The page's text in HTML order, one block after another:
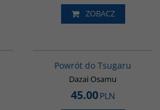
ZOBACZ
Powrót do Tsugaru
Dazai Osamu
45.00PLN